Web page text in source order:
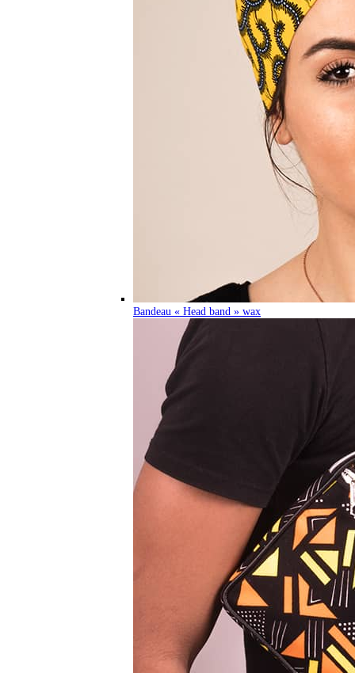
Bandeau « Head band » wax